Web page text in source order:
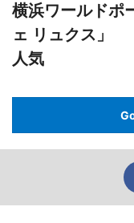
横浜ワールドポ
ェ リュクス」
人気